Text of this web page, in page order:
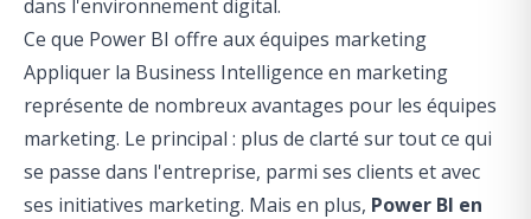
dans l'environnement digital.
Ce que Power BI offre aux équipes marketing
Appliquer la Business Intelligence en marketing
représente de nombreux avantages pour les équipes
marketing. Le principal : plus de clarté sur tout ce qui
se passe dans l'entreprise, parmi ses clients et avec
ses initiatives marketing. Mais en plus, Power BI en